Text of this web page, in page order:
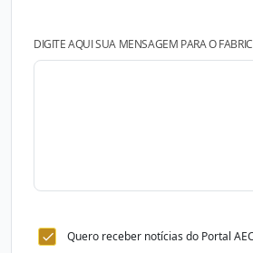
DIGITE AQUI SUA MENSAGEM PARA O
Quero receber notícias do Portal